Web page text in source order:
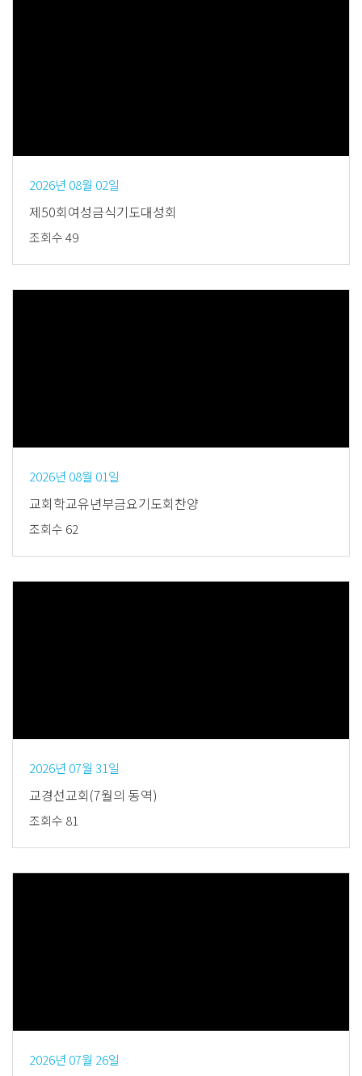
2026년 08월 02일
제50회여성금식기도대성회
조회수 49
2026년 08월 01일
교회학교유년부금요기도회찬양
조회수 62
2026년 07월 31일
교경선교회(7월의 동역)
조회수 81
2026년 07월 26일